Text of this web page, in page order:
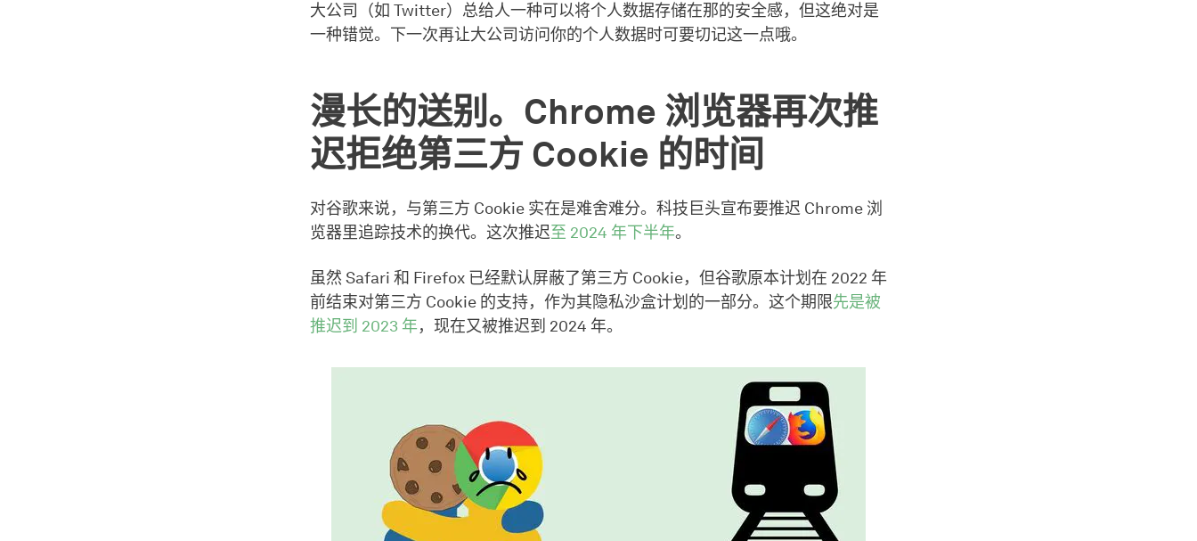
大公司（如 Twitter）总给人一种可以将个人数据存储在那的安全感，但这绝对是
一种错觉。下一次再让大公司访问你的个人数据时可要切记这一点哦。
漫长的送别。Chrome 浏览器再次推
迟拒绝第三方 Cookie 的时间
对谷歌来说，与第三方 Cookie 实在是难舍难分。科技巨头宣布要推迟 Chrome 浏
览器里追踪技术的换代。这次推迟至 2024 年下半年。
虽然 Safari 和 Firefox 已经默认屏蔽了第三方 Cookie，但谷歌原本计划在 2022 年
前结束对第三方 Cookie 的支持，作为其隐私沙盒计划的一部分。这个期限先是被
推迟到 2023 年，现在又被推迟到 2024 年。